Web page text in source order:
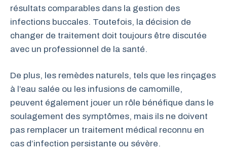
résultats comparables dans la gestion des
infections buccales. Toutefois, la décision de
changer de traitement doit toujours être discutée
avec un professionnel de la santé.
De plus, les remèdes naturels, tels que les rinçages
à l’eau salée ou les infusions de camomille,
peuvent également jouer un rôle bénéfique dans le
soulagement des symptômes, mais ils ne doivent
pas remplacer un traitement médical reconnu en
cas d’infection persistante ou sévère.